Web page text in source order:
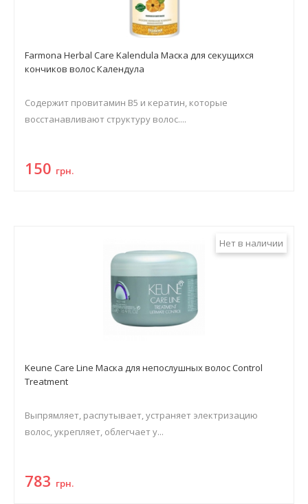
Farmona Herbal Care Kalendula Маска для секущихся
кончиков волос Календула
Содержит провитамин В5 и кератин, которые
восстанавливают структуру волос....
150 грн.
Нет в наличии
Keune Care Line Маска для непослушных волос Control
Treatment
Выпрямляет, распутывает, устраняет электризацию
волос, укрепляет, облегчает у...
783 грн.